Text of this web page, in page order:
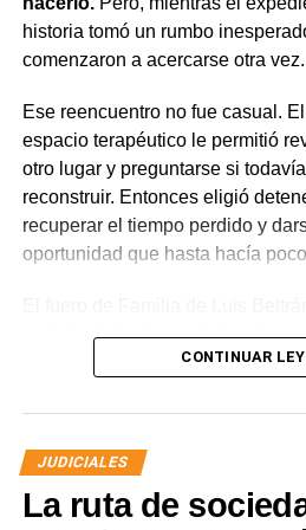
contravencional no impide que
lesionado reclame por la vía
por los daños que considere
historia tomó un rumbo
comenzaron a acercarse otra vez.
Ese reencuentro no fue casual.
espacio terapéutico le permitió
otro lugar y preguntarse si
reconstruir. Entonces eligió
recuperar el tiempo perdido y
oportunidad que hasta hacía
pedido, declaró concluido el
ordenó el archivo de las
la legislación para poner fin al
El joven había promovido la
supresión de su apellido
CONTINUAR
JUDICIALES
La ruta de